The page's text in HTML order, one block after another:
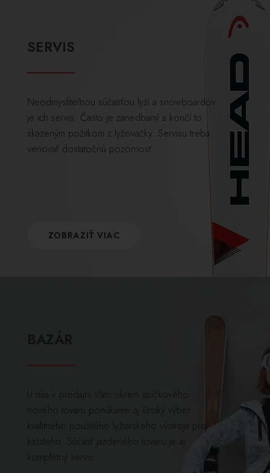
SERVIS
Neodmysliteľnou súčasťou lyží a snowboardov
je ich servis. Často je zanedbaný a končí to
skazeným požitkom z lyžovačky. Servisu treba
venovať dostatočnú pozornosť.
ZOBRAZIŤ VIAC
U nás v predajni Vám okrem špičkového
nového tovaru ponúkame aj široký výber
kvalitného použitého lyžiarskeho výstroja pre
každého. Súčasť jazdeného tovaru je aj
kompletný servis.